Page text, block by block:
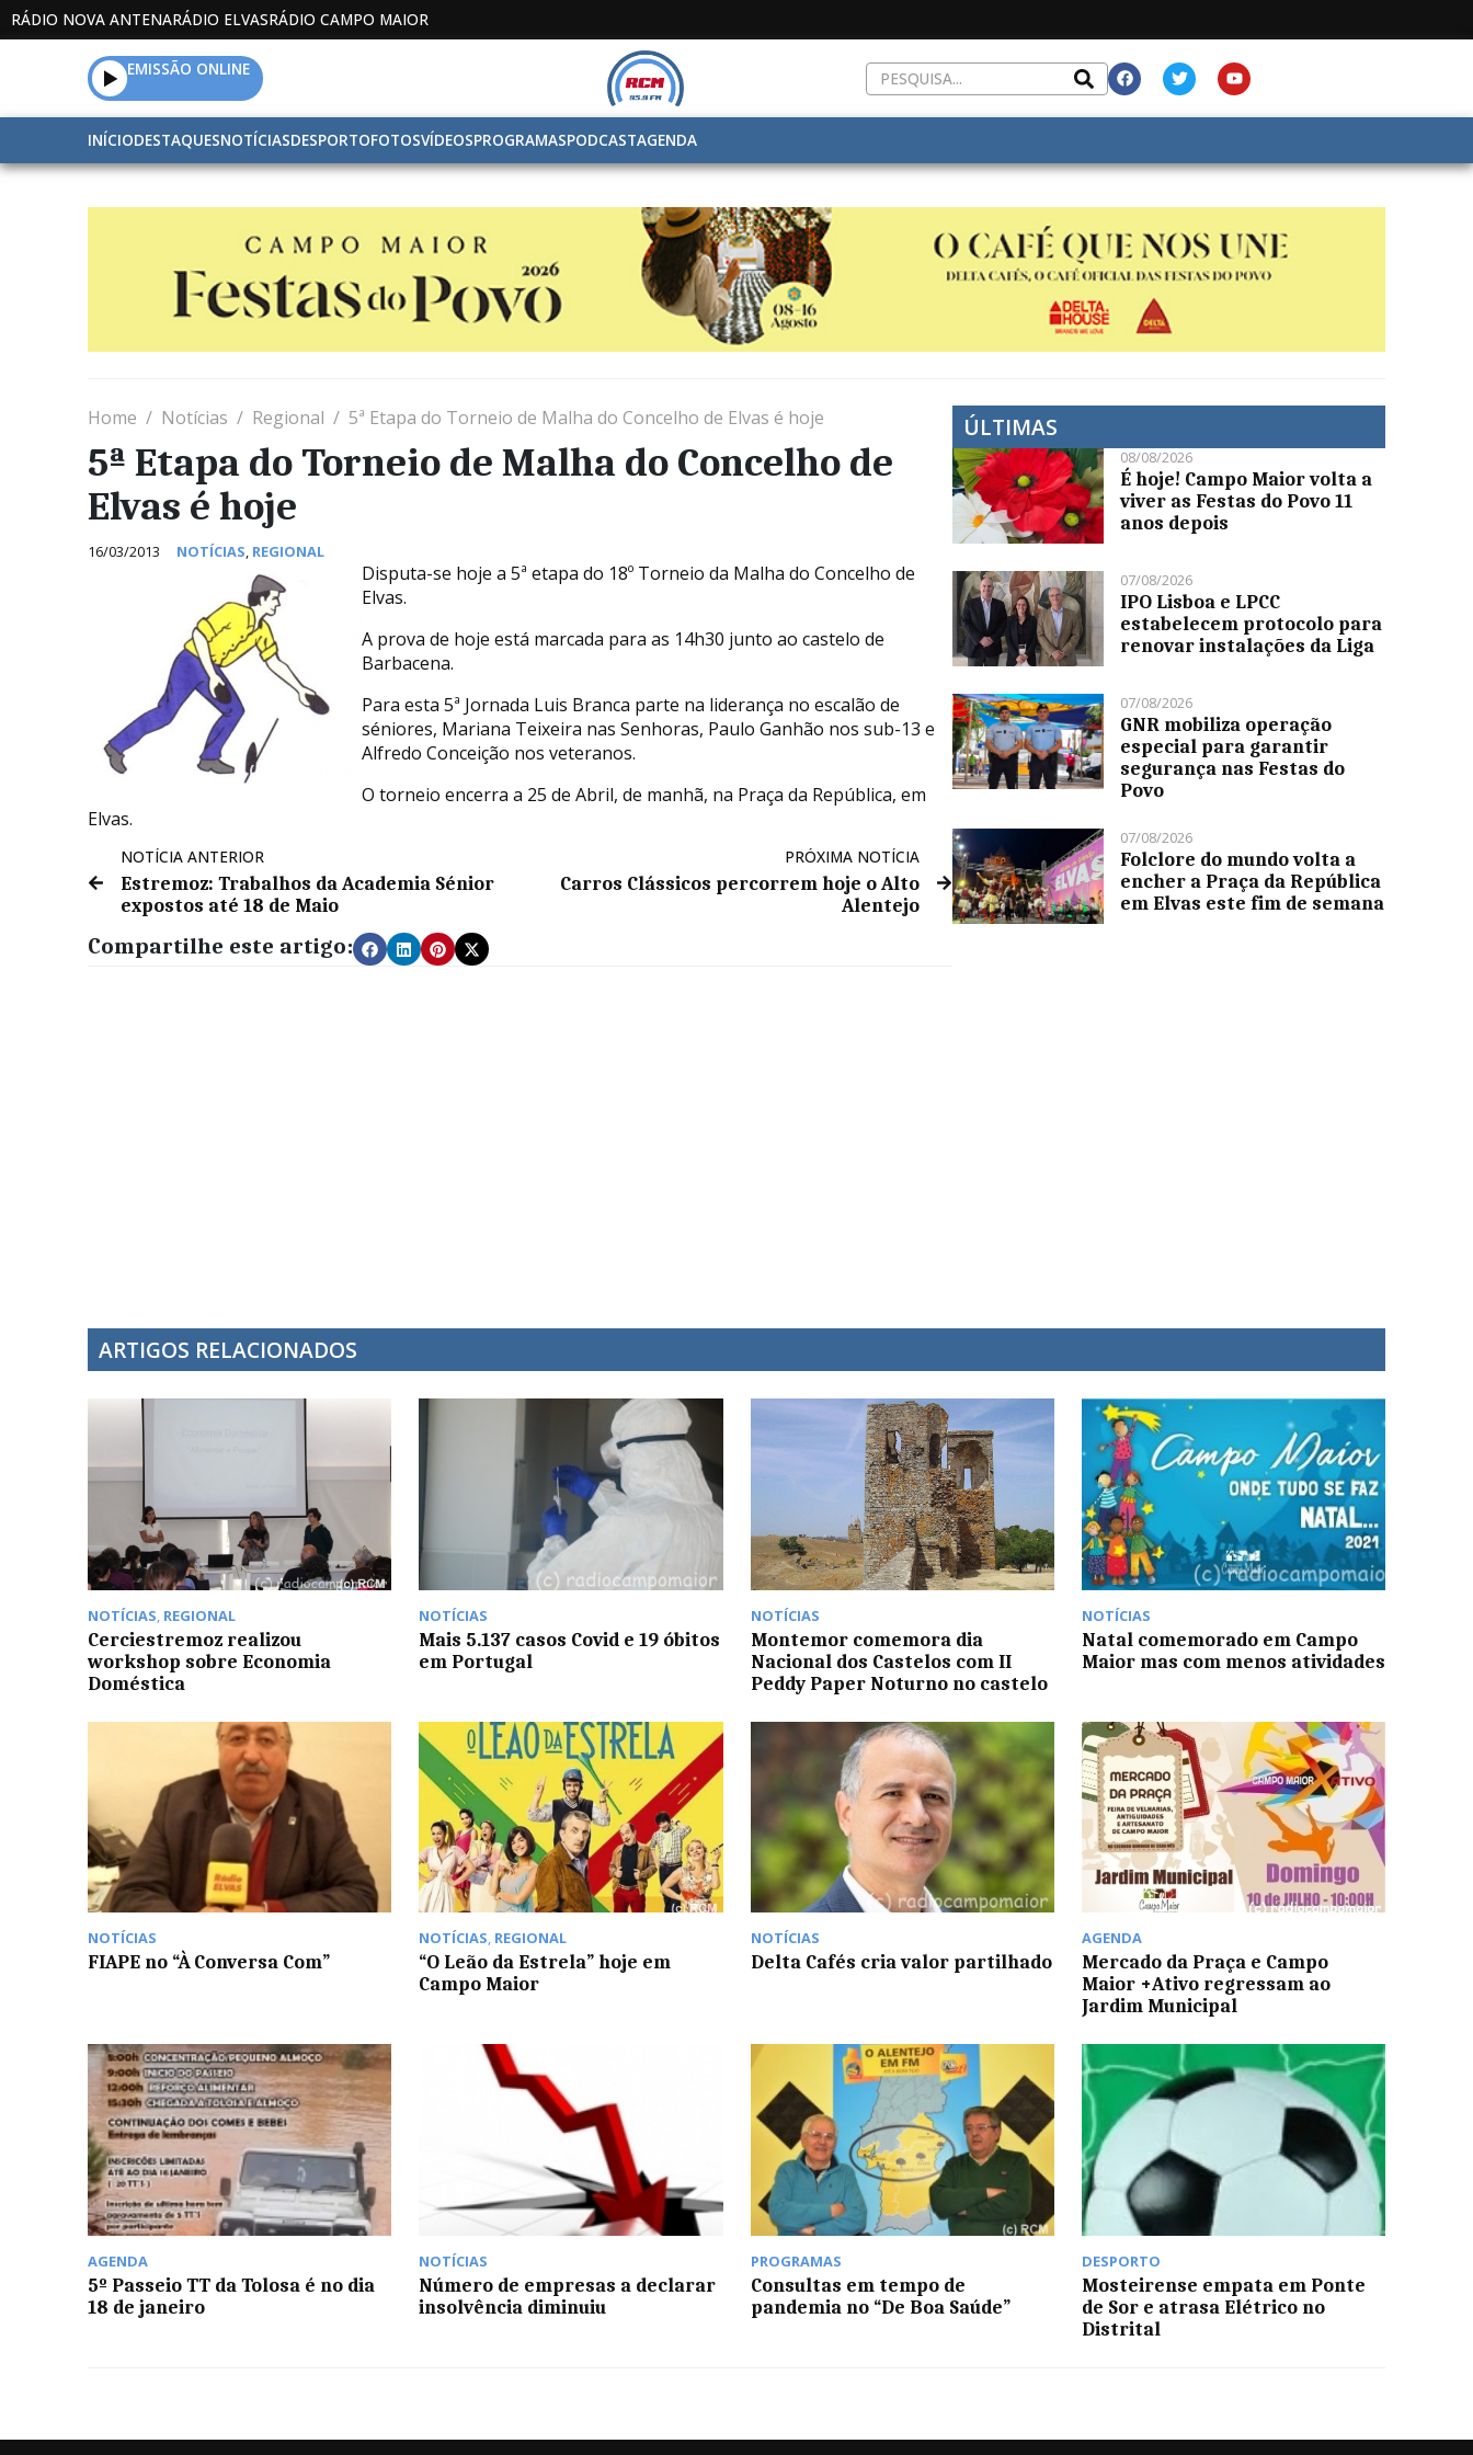
RÁDIO NOVA ANTENARÁDIO ELVASRÁDIO CAMPO MAIOR
EMISSÃO ONLINE
INÍCIODESTAQUESNOTÍCIASDESPORTOFOTOSVÍDEOSPROGRAMASPODCASTAGENDA
Home Notícias Regional 5ª Etapa do Torneio de Malha do Concelho de Elvas é hoje
5ª Etapa do Torneio de Malha do Concelho de
Elvas é hoje
16/03/2013 NOTÍCIAS, REGIONAL
Disputa-se hoje a 5ª etapa do 18º Torneio da Malha do Concelho de
Elvas.
A prova de hoje está marcada para as 14h30 junto ao castelo de
Barbacena.
Para esta 5ª Jornada Luis Branca parte na liderança no escalão de
séniores, Mariana Teixeira nas Senhoras, Paulo Ganhão nos sub-13 e
Alfredo Conceição nos veteranos.
O torneio encerra a 25 de Abril, de manhã, na Praça da República, em
Elvas.
NOTÍCIA ANTERIOR
Estremoz: Trabalhos da Academia Sénior
expostos até 18 de Maio
PRÓXIMA NOTÍCIA
Carros Clássicos percorrem hoje o Alto
Alentejo
Compartilhe este artigo:
ÚLTIMAS
08/08/2026
É hoje! Campo Maior volta a
viver as Festas do Povo 11
anos depois
07/08/2026
IPO Lisboa e LPCC
estabelecem protocolo para
renovar instalações da Liga
07/08/2026
GNR mobiliza operação
especial para garantir
segurança nas Festas do
Povo
07/08/2026
Folclore do mundo volta a
encher a Praça da República
em Elvas este fim de semana
ARTIGOS RELACIONADOS
NOTÍCIAS, REGIONAL
Cerciestremoz realizou
workshop sobre Economia
Doméstica
NOTÍCIAS
Mais 5.137 casos Covid e 19 óbitos
em Portugal
NOTÍCIAS
Montemor comemora dia
Nacional dos Castelos com II
Peddy Paper Noturno no castelo
NOTÍCIAS
Natal comemorado em Campo
Maior mas com menos atividades
NOTÍCIAS
FIAPE no “À Conversa Com”
NOTÍCIAS, REGIONAL
“O Leão da Estrela” hoje em
Campo Maior
NOTÍCIAS
Delta Cafés cria valor partilhado
AGENDA
Mercado da Praça e Campo
Maior +Ativo regressam ao
Jardim Municipal
AGENDA
5º Passeio TT da Tolosa é no dia
18 de janeiro
NOTÍCIAS
Número de empresas a declarar
insolvência diminuiu
PROGRAMAS
Consultas em tempo de
pandemia no “De Boa Saúde”
DESPORTO
Mosteirense empata em Ponte
de Sor e atrasa Elétrico no
Distrital